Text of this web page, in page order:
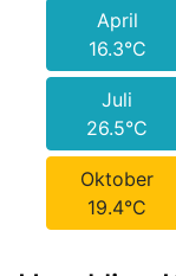
April
16.3°C
Juli
26.5°C
Oktober
19.4°C